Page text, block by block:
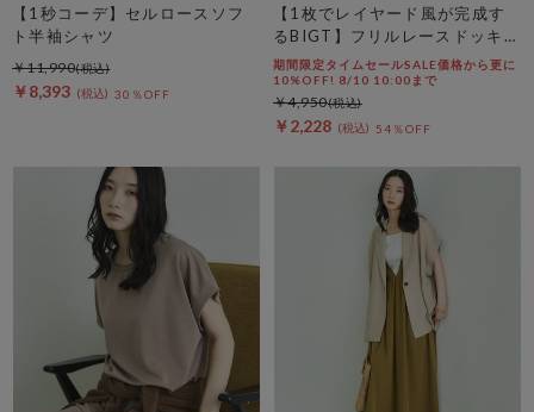
【1秒コーデ】セルロースソフ
ト半袖シャツ
￥8,393 30％OFF
￥11,990
【1枚でレイヤード風が完成す
るBIGT】フリルレースドッキン
グＢＩＧＴＥＥ
期間限定タイムセールSALE価格から更に
10%OFF! 8/10 10:00まで
￥2,228 54％OFF
￥4,950